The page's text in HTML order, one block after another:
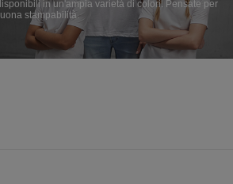
in un'ampia varietà di colori. Pensate per
stampabilità.